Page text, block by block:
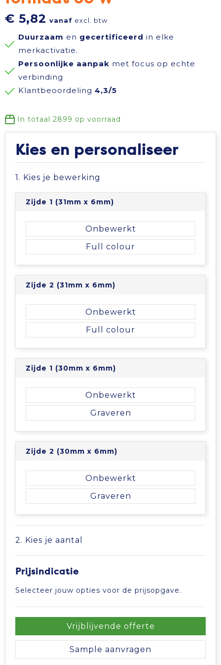
Reisbenodigdheden
Schrijfwaren
Sinterklaas
Sleutelhangers en Lanyards
Snoepgoed
Spellen voor binnen en buiten
Veiligheid, Auto en Fiets
Vrije tijd en Strand
Reflecterende polo's
Reflecterende vesten
Regenkleding
Schoenen
Schorten en Sloven
Sweaters
Veiligheidssignalering en Verlichting
Veiligheidsvesten en Veiligheidshesjes
Gehoorbescherming
Schoenen
Sweaters
T-Shirts
Vesten
Gilets
Koeltassen en Koelboxen
Koffers en Trolleys
Laptop hoezen en tassen
Lunchtassen
Matrozentassen
Opbergtassen
Papieren tassen
Picknicktassen en manden
Reistassen
Reistassensets
Sporttassen
Strandtassen
Toilettassen
Waterbestendige tassen
Aktetassen
€ 5,82 vanaf excl. btw
Duurzaam en gecertificeerd in elke
merkactivatie.
Persoonlijke aanpak met focus op echte
verbinding
Klantbeoordeling 4,3/5
In totaal 2899 op voorraad
Kies en personaliseer
1. Kies je bewerking
Zijde 1 (31mm x 6mm)
Onbewerkt
Full colour
Zijde 2 (31mm x 6mm)
Onbewerkt
Full colour
Zijde 1 (30mm x 6mm)
Onbewerkt
Graveren
Zijde 2 (30mm x 6mm)
Onbewerkt
Graveren
2. Kies je aantal
Prijsindicatie
Selecteer jouw opties voor de prijsopgave.
Vrijblijvende offerte
Sample aanvragen